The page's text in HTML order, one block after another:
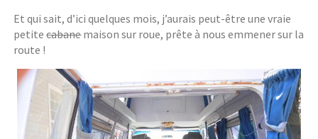
Et qui sait, d’ici quelques mois, j’aurais peut-être une vraie
petitecabanemaison sur roue, prête à nous emmener sur la
route !